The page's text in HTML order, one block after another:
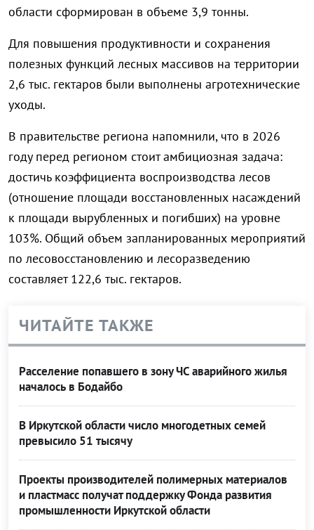
области сформирован в объеме 3,9 тонны.
Для повышения продуктивности и сохранения
полезных функций лесных массивов на территории
2,6 тыс. гектаров были выполнены агротехнические
уходы.
В правительстве региона напомнили, что в 2026
году перед регионом стоит амбициозная задача:
достичь коэффициента воспроизводства лесов
(отношение площади восстановленных насаждений
к площади вырубленных и погибших) на уровне
103%. Общий объем запланированных мероприятий
по лесовосстановлению и лесоразведению
составляет 122,6 тыс. гектаров.
ЧИТАЙТЕ ТАКЖЕ
Расселение попавшего в зону ЧС аварийного жилья
началось в Бодайбо
В Иркутской области число многодетных семей
превысило 51 тысячу
Проекты производителей полимерных материалов
и пластмасс получат поддержку Фонда развития
промышленности Иркутской области